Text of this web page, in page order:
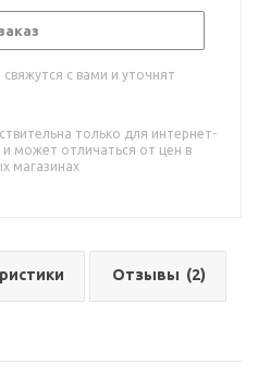
с вами и уточнят
только для интернет-
и может отличаться от цен в
магазинах
Отзывы (2)